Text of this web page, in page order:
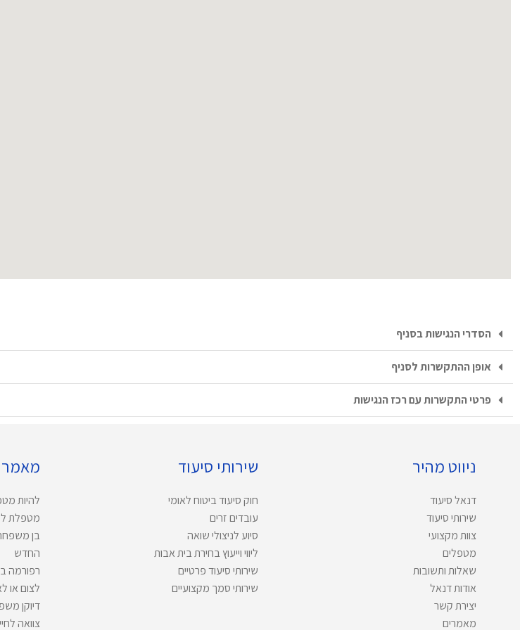
הסדרי הנגישות בסניף
אופן ההתקשרות לסניף
פרטי התקשרות עם רכז הנגישות
ניווט מהיר
דנאל סיעוד
שירותי סיעוד
צוות מקצועי
מטפלים
שאלות ותשובות
אודות דנאל
יצירת קשר
מאמרים
שירותי סיעוד
חוק סיעוד ביטוח לאומי
עובדים זרים
סיוע לניצולי שואה
ליווי וייעוץ בחירת בית אבות
שירותי סיעוד פרטיים
שירותי סמך מקצועיים
להיות
מטפלת
החדש
רפורמה
לצום או
דיוקן
צוואה